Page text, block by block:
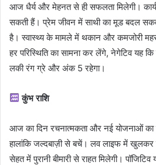
आज धैर्य और मेहनत से ही सफलता मिलेगी।
सकती हैं। प्रेम जीवन में साथी का मूड बदल
है। स्वास्थ्य के मामले में थकान और कमजोरी
हर परिस्थिति का सामना कर लेंगे, नेगेटिव यह
लकी रंग ग्रे और अंक 5 रहेगा।
कुंभ राशि
आज का दिन रचनात्मकता और नई योजनाओं
हालांकि जल्दबाज़ी से बचें। लव लाइफ में खुलकर
सेहत में पुरानी बीमारी से राहत मिलेगी।